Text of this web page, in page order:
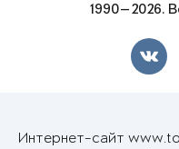
1990—2026.
Интернет-сайт